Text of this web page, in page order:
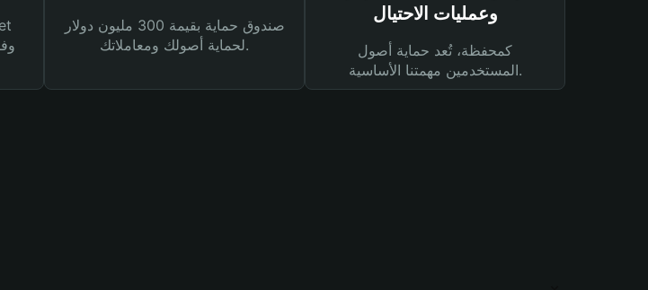
صندوق حماية بقيمة 300 مليون دولار
لحماية أصولك ومعاملاتك.
وعمليات الاحتيال
كمحفظة، تُعد حماية أصول
المستخدمين مهمتنا الأساسية.